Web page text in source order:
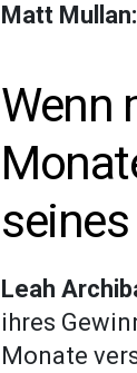
Matt Mullan:
Wenn
Leah
ihres
Monate